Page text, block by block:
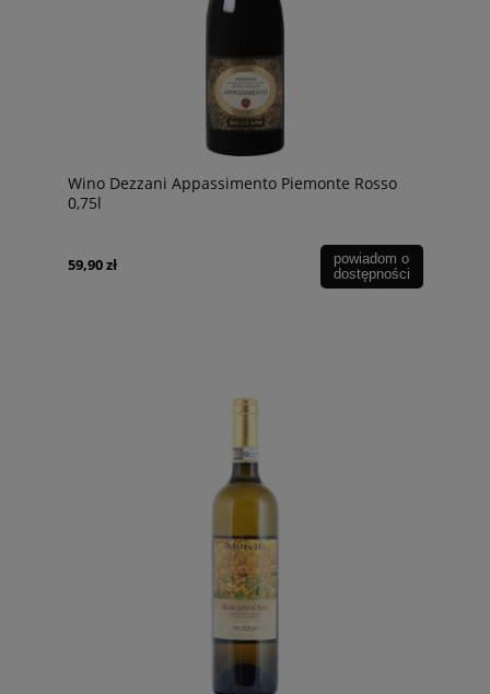
Wino Dezzani Appassimento Piemonte Rosso
0,75l
59,90 zł
powiadom o
dostępności